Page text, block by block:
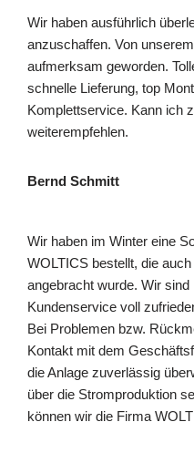
Wir haben ausführlich
anzuschaffen. Von
aufmerksam geworden.
schnelle Lieferung, top
Komplettservice. Kann ich
weiterempfehlen.
Bernd Schmitt
Wir haben im Winter eine
WOLTICS bestellt, die
angebracht wurde. Wir
Kundenservice voll
Bei Problemen bzw.
Kontakt mit dem
die Anlage zuverlässig
über die Stromproduktion
können wir die Firma